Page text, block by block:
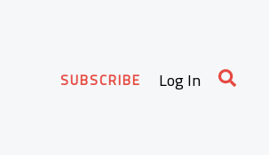
SUBSCRIBE Log In